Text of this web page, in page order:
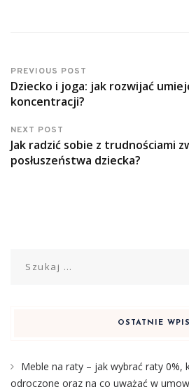
PREVIOUS POST
Dziecko i joga: jak rozwijać
koncentracji?
NEXT POST
Jak radzić sobie z trudnościami
posłuszeństwa dziecka?
OSTATNIE
Meble na raty – jak wybrać raty 0%,
odroczone oraz na co uważać w